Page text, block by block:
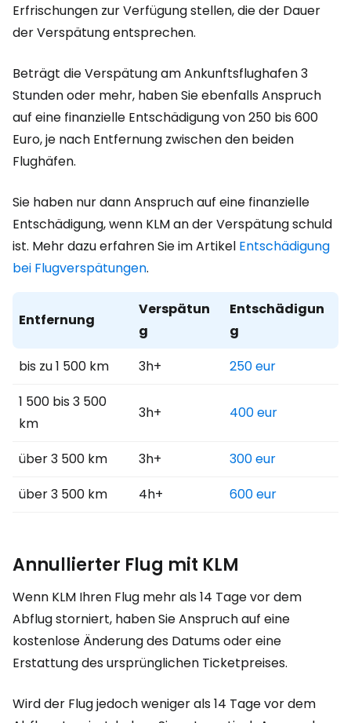
Erfrischungen zur Verfügung stellen, die der Dauer
der Verspätung entsprechen.
Beträgt die Verspätung am Ankunftsflughafen 3
Stunden oder mehr, haben Sie ebenfalls Anspruch
auf eine finanzielle Entschädigung von 250 bis 600
Euro, je nach Entfernung zwischen den beiden
Flughäfen.
Sie haben nur dann Anspruch auf eine finanzielle
Entschädigung, wenn KLM an der Verspätung schuld
ist. Mehr dazu erfahren Sie im Artikel Entschädigung
bei Flugverspätungen.
Entfernung
Verspätun
g
Entschädigun
g
bis zu 1 500 km
3h+
250 eur
1 500 bis 3 500
km
3h+ 400 eur
über 3 500 km 3h+
300 eur
über 3 500 km
4h+ 600 eur
Annullierter Flug mit KLM
Wenn KLM Ihren Flug mehr als 14 Tage vor dem
Abflug storniert, haben Sie Anspruch auf eine
kostenlose Änderung des Datums oder eine
Erstattung des ursprünglichen Ticketpreises.
Wird der Flug jedoch weniger als 14 Tage vor dem